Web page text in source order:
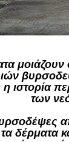
μοιάζουν
η ιστορία
των
δέρματα